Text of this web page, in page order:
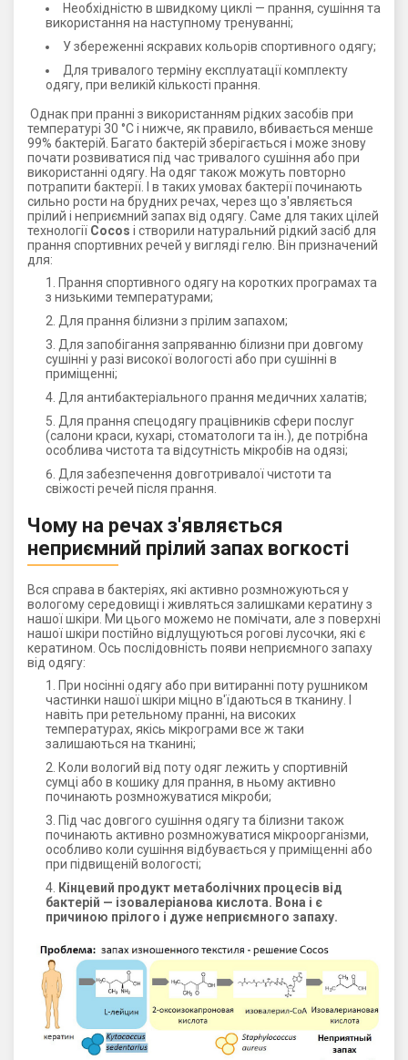
Необхідністю в швидкому циклі — прання, сушіння та
використання на наступному тренуванні;
У збереженні яскравих кольорів спортивного одягу;
Для тривалого терміну експлуатації комплекту
одягу, при великій кількості прання.
Однак при пранні з використанням рідких засобів при
температурі 30 °C і нижче, як правило, вбивається менше
99% бактерій. Багато бактерій зберігається і може знову
почати розвиватися під час тривалого сушіння або при
використанні одягу. На одяг також можуть повторно
потрапити бактерії. І в таких умовах бактерії починають
сильно рости на брудних речах, через що з'являється
прілий і неприємний запах від одягу. Саме для таких цілей
технології Cocos і створили натуральний рідкий засіб для
прання спортивних речей у вигляді гелю. Він призначений
для:
Прання спортивного одягу на коротких програмах та
з низькими температурами;
Для прання білизни з прілим запахом;
Для запобігання запряванню білизни при довгому
сушінні у разі високої вологості або при сушінні в
приміщенні;
Для антибактеріального прання медичних халатів;
Для прання спецодягу працівників сфери послуг
(салони краси, кухарі, стоматологи та ін.), де потрібна
особлива чистота та відсутність мікробів на одязі;
Для забезпечення довготривалої чистоти та
свіжості речей після прання.
Чому на речах з'являється
неприємний прілий запах вогкості
Вся справа в бактеріях, які активно розмножуються у
вологому середовищі і живляться залишками кератину з
нашої шкіри. Ми цього можемо не помічати, але з поверхні
нашої шкіри постійно відлущуються рогові лусочки, які є
кератином. Ось послідовність появи неприємного запаху
від одягу:
При носінні одягу або при витиранні поту рушником
частинки нашої шкіри міцно в'їдаються в тканину. І
навіть при ретельному пранні, на високих
температурах, якісь мікрограми все ж таки
залишаються на тканині;
Коли вологий від поту одяг лежить у спортивній
сумці або в кошику для прання, в ньому активно
починають розмножуватися мікроби;
Під час довгого сушіння одягу та білизни також
починають активно розмножуватися мікроорганізми,
особливо коли сушіння відбувається у приміщенні або
при підвищеній вологості;
Кінцевий продукт метаболічних процесів від
бактерій — ізовалеріанова кислота. Вона і є
причиною прілого і дуже неприємного запаху.